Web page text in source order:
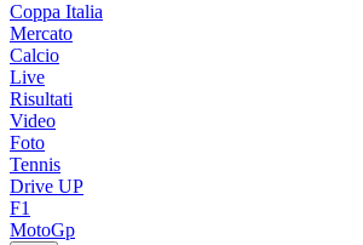
Coppa Italia
Mercato
Calcio
Live
Risultati
Video
Foto
Tennis
Drive UP
F1
MotoGp